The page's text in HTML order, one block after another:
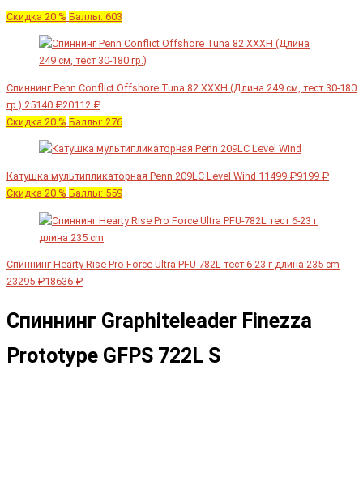
Скидка 20 % Баллы: 603
Спиннинг Penn Conflict Offshore Tuna 82 XXXH (Длина 249 см, тест 30-180
гр.) 25140 ₽20112 ₽
Скидка 20 % Баллы: 276
Катушка мультипликаторная Penn 209LC Level Wind 11499 ₽9199 ₽
Скидка 20 % Баллы: 559
Спиннинг Hearty Rise Pro Force Ultra PFU-782L тест 6-23 г длина 235 cm
23295 ₽18636 ₽
Спиннинг Graphiteleader Finezza
Prototype GFPS 722L S